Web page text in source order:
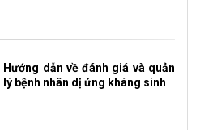
Hướng dẫn về đánh giá và quản
lý bệnh nhân dị ứng kháng sinh